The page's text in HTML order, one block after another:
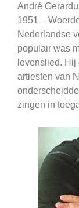
André
1951 –
Nederlandse
populair was
levenslied.
artiesten van
zingen in